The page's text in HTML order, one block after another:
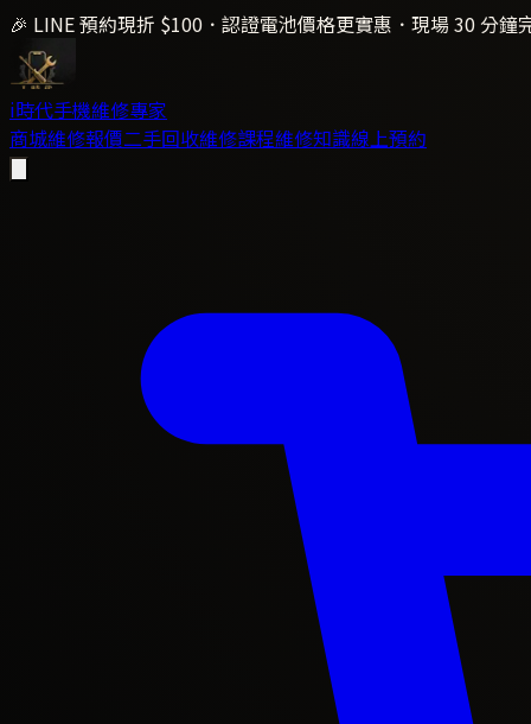
🎉 LINE 預約現折 $100．認證電池價格更實惠．現場 30 分鐘
i時代手機維修專家
商城維修報價二手回收維修課程維修知識線上預約